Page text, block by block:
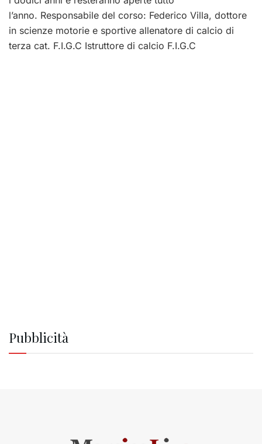
l’anno. Responsabile del corso: Federico Villa, dottore
in scienze motorie e sportive allenatore di calcio di
terza cat. F.I.G.C Istruttore di calcio F.I.G.C
Pubblicità